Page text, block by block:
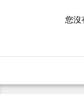
您沒